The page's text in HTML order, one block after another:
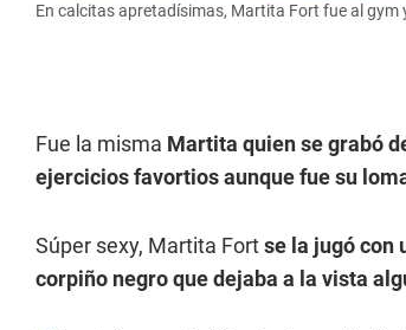
En calcitas apretadísimas, Martita Fort fue al gym
Fue la misma Martita quien se grabó
ejercicios favortios aunque fue su
Súper sexy, Martita Fortse la jugó con
corpiño negro que dejaba a la vista